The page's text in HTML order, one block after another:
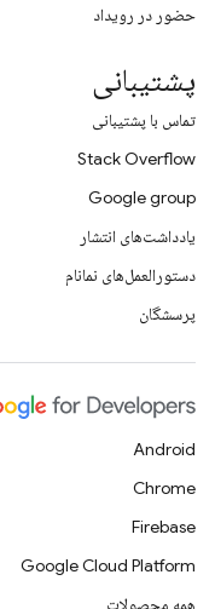
حضور در رویداد
پشتیبانی
تماس با پشتیبانی
Stack Overflow
Google group
یادداشت‌های انتشار
دستورالعمل‌های نمانام
پرسشگان
Android
Chrome
Firebase
Google Cloud Platform
همه محصولات